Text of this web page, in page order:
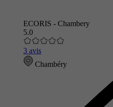
ECORIS - Chambery
5.0
3 avis
Chambéry